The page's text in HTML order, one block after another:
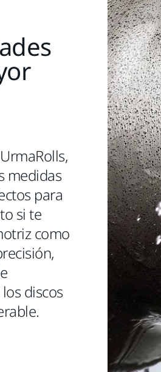
medidas
para
si te
como
discos